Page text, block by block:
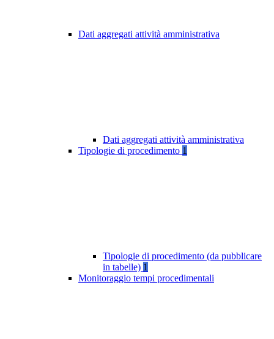
Dati aggregati attività amministrativa
Dati aggregati attività amministrativa
Tipologie di procedimento 1
Tipologie di procedimento (da pubblicare
in tabelle) 1
Monitoraggio tempi procedimentali